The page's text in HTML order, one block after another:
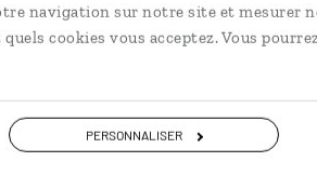
navigation sur notre site et mesurer
cookies vous acceptez. Vous
PERSONNALISER